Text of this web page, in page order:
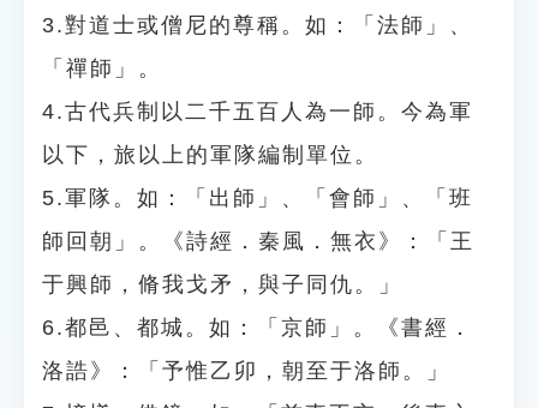
3.對道士或僧尼的尊稱。如：「法師」、
「禪師」。
4.古代兵制以二千五百人為一師。今為軍
以下，旅以上的軍隊編制單位。
5.軍隊。如：「出師」、「會師」、「班
師回朝」。《詩經．秦風．無衣》：「王
于興師，脩我戈矛，與子同仇。」
6.都邑、都城。如：「京師」。《書經．
洛誥》：「予惟乙卯，朝至于洛師。」